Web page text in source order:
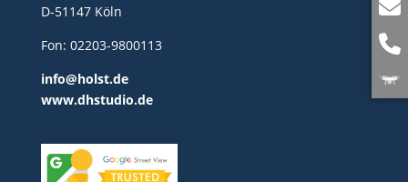
D-51147 Köln
Fon: 02203-9800113
info@holst.de
www.dhstudio.de